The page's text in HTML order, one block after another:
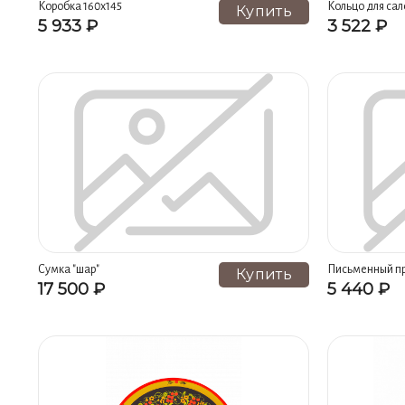
Коллекция "Ананас" (10)
Коллекция "Зодчество" (8) С геральдикой и символикой
Коллекция "Очарование" (7)
Семеновская матрешка (6) Заготовки
Рюмки (5) Наборы новогодние (5) Штофы
Наборы ложек (3) Не Активно (3)
Коробка 160х145
5 933 ₽
Купить Кольцо для
3 522 ₽
Сумка "шар"
17 500 ₽
Купить Письменный
5 440 ₽